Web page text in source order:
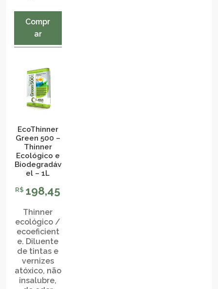
Compr
ar
EcoThinner
Green 500 –
Thinner
Ecológico e
Biodegradáv
el – 1L
R$ 198,45
Thinner
ecológico /
ecoeficient
e. Diluente
de tintas e
vernizes
atóxico, não
insalubre,